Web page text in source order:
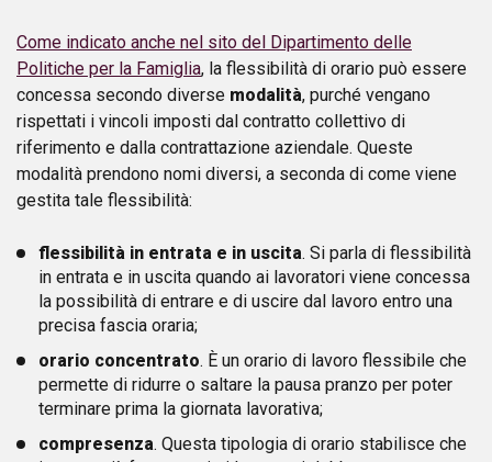
Come indicato anche nel sito del Dipartimento delle
Politiche per la Famiglia, la flessibilità di orario può essere
concessa secondo diverse modalità, purché vengano
rispettati i vincoli imposti dal contratto collettivo di
riferimento e dalla contrattazione aziendale. Queste
modalità prendono nomi diversi, a seconda di come viene
gestita tale flessibilità:
flessibilità in entrata e in uscita. Si parla di flessibilità
in entrata e in uscita quando ai lavoratori viene concessa
la possibilità di entrare e di uscire dal lavoro entro una
precisa fascia oraria;
orario concentrato. È un orario di lavoro flessibile che
permette di ridurre o saltare la pausa pranzo per poter
terminare prima la giornata lavorativa;
compresenza. Questa tipologia di orario stabilisce che